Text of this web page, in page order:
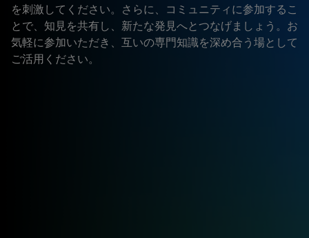
を刺激してください。さらに、コミュニティに参加するこ
とで、知見を共有し、新たな発見へとつなげましょう。お
気軽に参加いただき、互いの専門知識を深め合う場として
ご活用ください。